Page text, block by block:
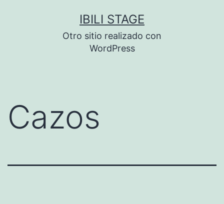
IBILI STAGE
Otro sitio realizado con
WordPress
Cazos